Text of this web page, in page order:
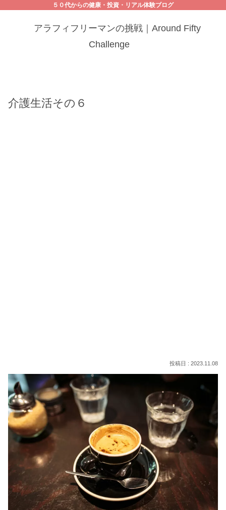
５０代からの健康・投資・リアル体験ブログ
アラフィフリーマンの挑戦｜Around Fifty
Challenge
介護生活その６
2023.11.08